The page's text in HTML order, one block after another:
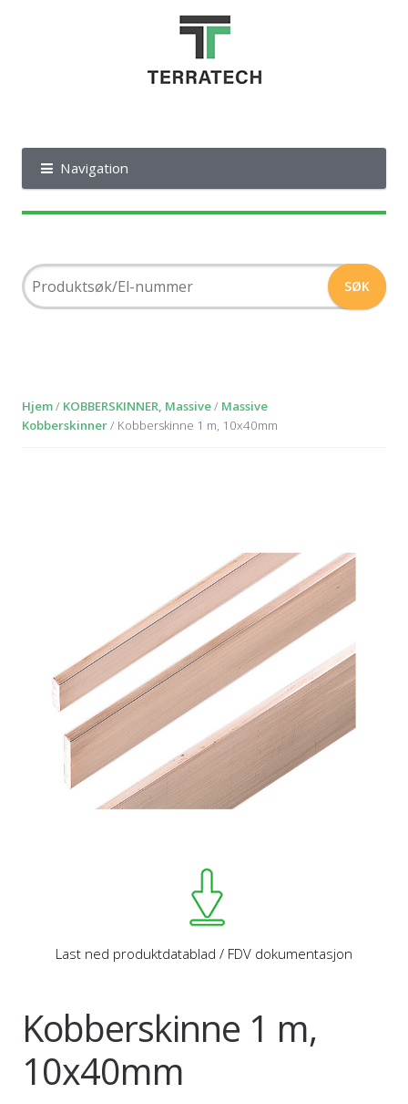
Navigation
Hjem/ KOBBERSKINNER, Massive/ Massive
Kobberskinner/ Kobberskinne 1 m, 10x40mm
Last ned produktdatablad / FDV dokumentasjon
Kobberskinne 1 m,
10x40mm